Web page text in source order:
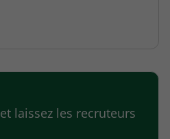
laissez les recruteurs